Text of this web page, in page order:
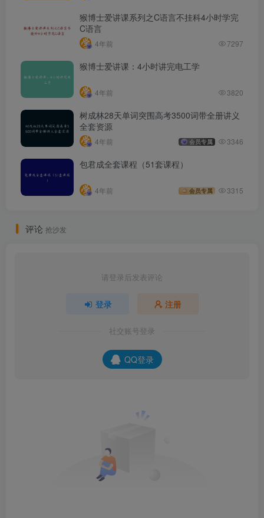
猴博士爱讲课系列之C语言不挂科4小时学完
C语言
4年前 7297
猴博士爱讲课：4小时讲完电工学
4年前 3820
树成林28天单词突围高考3500词带全册讲义
全套资源
4年前 会员专属 3346
包君成全套课程（51套课程）
4年前 会员专属 3315
评论 抢沙发
请登录后发表评论
登录 注册
社交账号登录
QQ登录